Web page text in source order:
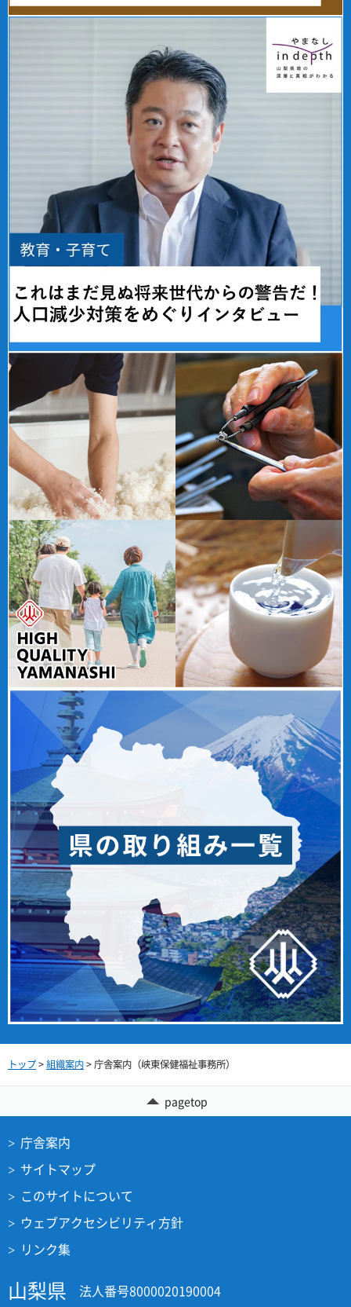
トップ>組織案内> 庁舎案内（峡東保健福祉事務所）
pagetop
庁舎案内
サイトマップ
このサイトについて
ウェブアクセシビリティ方針
リンク集
山梨県
法人番号8000020190004